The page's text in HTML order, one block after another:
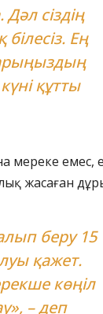
сіздің
Ең
құтты
мереке емес,
жасаған
беру 15
қажет.
көңіл
– деп